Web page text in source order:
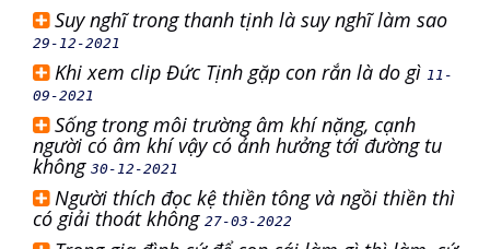
Suy nghĩ trong thanh tịnh là suy nghĩ làm sao
29-12-2021
Khi xem clip Đức Tịnh gặp con rắn là do gì 11-
09-2021
Sống trong môi trường âm khí nặng, cạnh
người có âm khí vậy có ảnh hưởng tới đường tu
không 30-12-2021
Người thích đọc kệ thiền tông và ngồi thiền thì
có giải thoát không 27-03-2022